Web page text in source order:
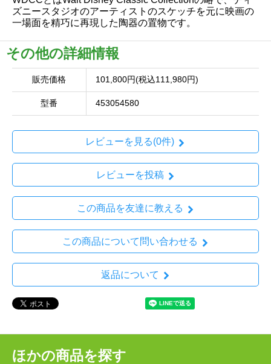
ズニースタジオのアーティストのスケッチを元に映画の
一場面を精巧に再現した陶器の置物です。
その他の詳細情報
販売価格 101,800円(税込111,980円)
型番 453054580
レビューを見る(0件)
レビューを投稿
この商品を友達に教える
この商品について問い合わせる
返品について
ほかの商品を探す